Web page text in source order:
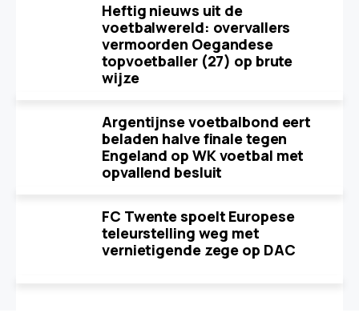
Heftig nieuws uit de
voetbalwereld: overvallers
vermoorden Oegandese
topvoetballer (27) op brute
wijze
Argentijnse voetbalbond eert
beladen halve finale tegen
Engeland op WK voetbal met
opvallend besluit
FC Twente spoelt Europese
teleurstelling weg met
vernietigende zege op DAC